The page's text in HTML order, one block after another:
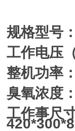
规格型号
工作电压
整机功率
臭氧浓度
工作事尺